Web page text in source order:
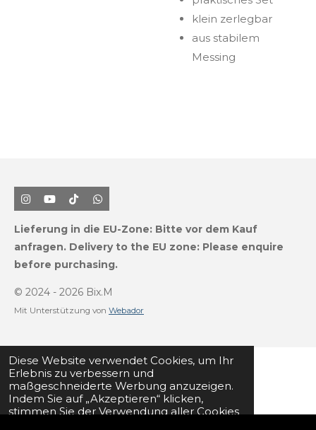
Diese Website verwendet Cookies, um Ihr
Erlebnis zu verbessern und
maßgeschneiderte Werbung anzuzeigen.
Indem Sie auf „Akzeptieren“ klicken,
stimmen Sie der Verwendung aller Cookies
klein zerlegbar
aus stabilem
Messing
I
n
t
a
r
m
Y
o
T
u
e
T
i
k
T
o
W
h
t
s
p
Lieferung in die EU-Zone: Bitte vor dem Kauf
anfragen. Delivery to the EU zone: Please enquire
before purchasing.
© 2024 - 2026 Bix.M
Mit Unterstützung von Webador